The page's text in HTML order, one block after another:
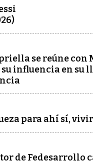
se reúne con
su influencia en su
para ahí sí,
de Fedesarrollo